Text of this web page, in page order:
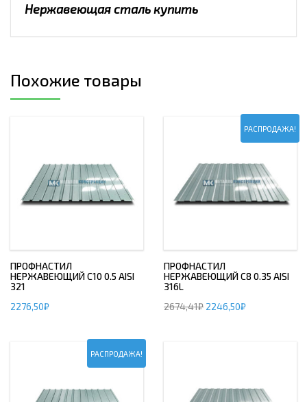
Нержавеющая сталь купить
Похожие товары
ПРОФНАСТИЛ
НЕРЖАВЕЮЩИЙ С10 0.5 AISI
321
2276,50₽
РАСПРОДАЖА!
ПРОФНАСТИЛ
НЕРЖАВЕЮЩИЙ С8 0.35 AISI
316L
2674,41₽ 2246,50₽
РАСПРОДАЖА!